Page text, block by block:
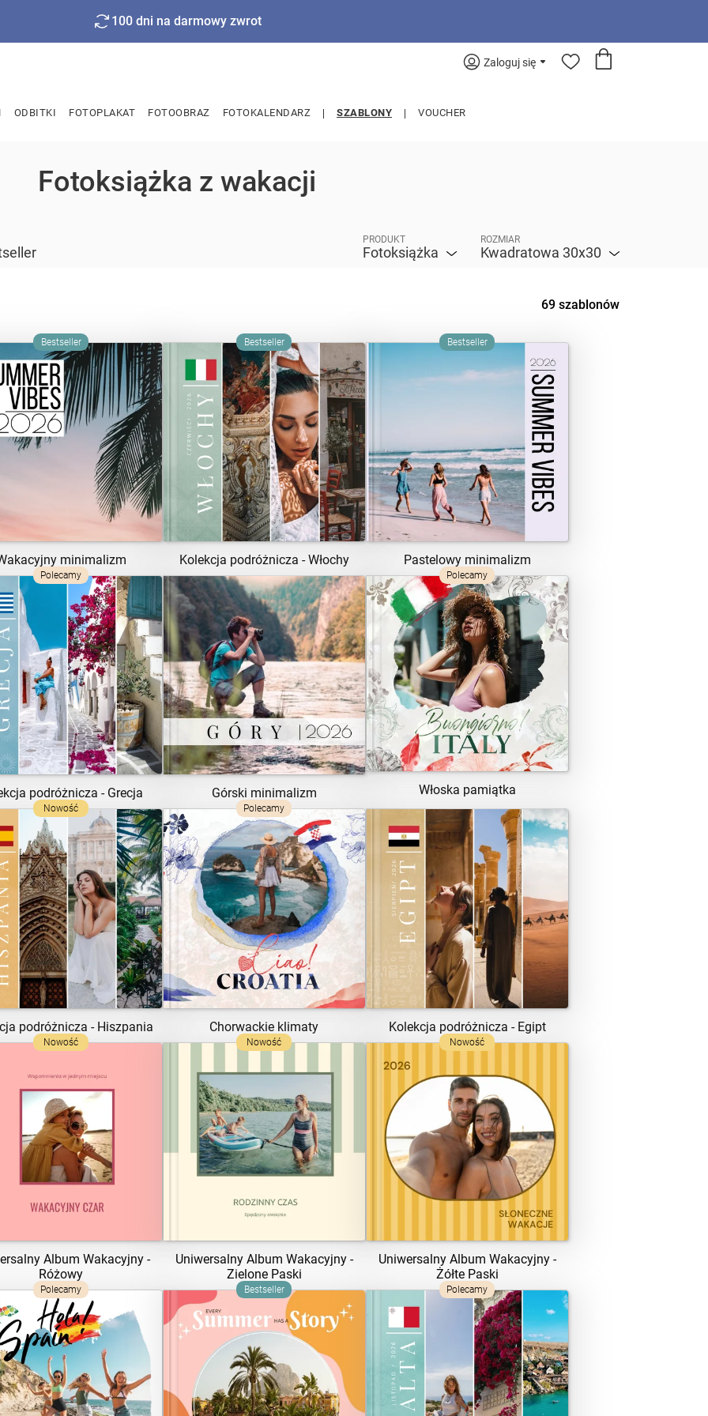
100 dni na darmowy zwrot
Zaloguj się
ODBITKI FOTOPLAKAT FOTOOBRAZ FOTOKALENDARZ SZABLONY VOUCHER
Fotoksiążka z wakacji
PRODUKT
Fotoksiążka
ROZMIAR
Kwadratowa 30x30
69 szablonów
Bestseller
minimalizm
ZOBACZ SZABLON
Bestseller
Kolekcja podróżnicza - Włochy
ZOBACZ SZABLON
Bestseller
Pastelowy minimalizm
ZOBACZ SZABLON
Polecamy
podróżnicza - Grecja
ZOBACZ SZABLON
Górski minimalizm
ZOBACZ SZABLON
Polecamy
Włoska pamiątka
ZOBACZ SZABLON
Nowość
podróżnicza - Hiszpania
ZOBACZ SZABLON
Polecamy
Chorwackie klimaty
ZOBACZ SZABLON
Kolekcja podróżnicza - Egipt
ZOBACZ SZABLON
Nowość
Album Wakacyjny -
Różowy
ZOBACZ SZABLON
Nowość
Uniwersalny Album Wakacyjny -
Zielone Paski
ZOBACZ SZABLON
Nowość
Uniwersalny Album Wakacyjny -
Żółte Paski
ZOBACZ SZABLON
Polecamy
ZOBACZ SZABLON
Bestseller
ZOBACZ SZABLON
Polecamy
ZOBACZ SZABLON